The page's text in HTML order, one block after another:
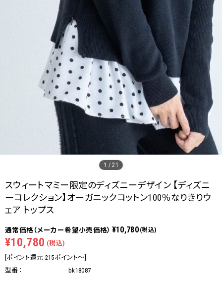
1 /21
スウィートマミー限定のディズニーデザイン 【ディズニ
ーコレクション】オーガニックコットン100％なりきりウ
ェア トップス
¥10,780 (税込)
¥10,780 (税込)
[ポイント還元 215ポイント～]
型番：
bk18087